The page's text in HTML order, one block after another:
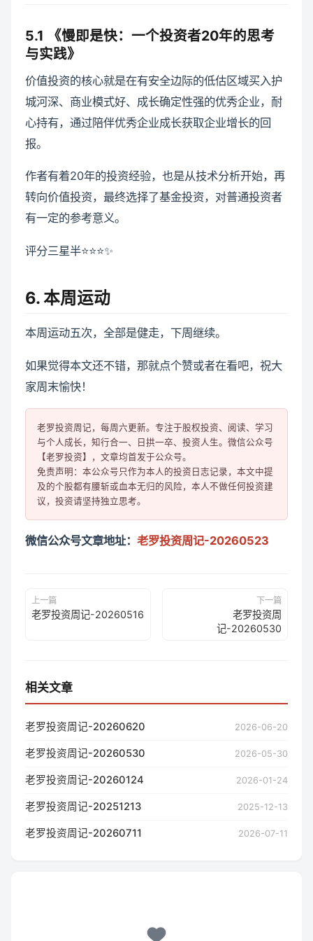
5.1 《慢即是快：一个投资者20年的思考
与实践》
价值投资的核心就是在有安全边际的低估区域买入护
城河深、商业模式好、成长确定性强的优秀企业，耐
心持有，通过陪伴优秀企业成长获取企业增长的回
报。
作者有着20年的投资经验，也是从技术分析开始，再
转向价值投资，最终选择了基金投资，对普通投资者
有一定的参考意义。
评分三星半⭐️⭐️⭐️✨
6. 本周运动
本周运动五次，全部是健走，下周继续。
如果觉得本文还不错，那就点个赞或者在看吧，祝大
家周末愉快！
老罗投资周记，每周六更新。专注于股权投资、阅读、学习
与个人成长，知行合一、日拱一卒、投资人生。微信公众号
【老罗投资】，文章均首发于公众号。
免责声明：本公众号只作为本人的投资日志记录，本文中提
及的个股都有腰斩或血本无归的风险，本人不做任何投资建
微信公众号文章地址： 老罗投资周记-20260523
上一篇
老罗投资周记-20260516
下一篇
老罗投资周
记-20260530
相关文章
老罗投资周记-20260620 2026-06-20
老罗投资周记-20260530 2026-05-30
老罗投资周记-20260124 2026-01-24
老罗投资周记-20251213 2025-12-13
老罗投资周记-20260711 2026-07-11